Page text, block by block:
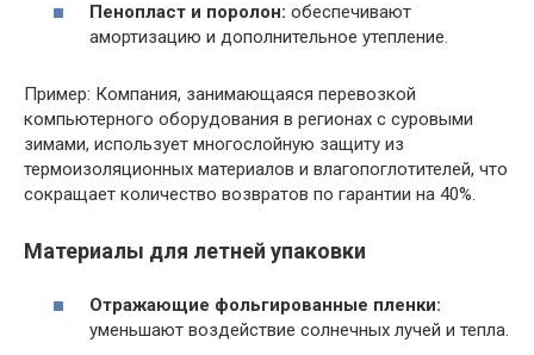
Пенопласт и поролон: обеспечивают
амортизацию и дополнительное утепление.
Пример: Компания, занимающаяся перевозкой
компьютерного оборудования в регионах с суровыми
зимами, использует многослойную защиту из
термоизоляционных материалов и влагопоглотителей, что
сокращает количество возвратов по гарантии на 40%.
Материалы для летней упаковки
Отражающие фольгированные пленки:
уменьшают воздействие солнечных лучей и тепла.